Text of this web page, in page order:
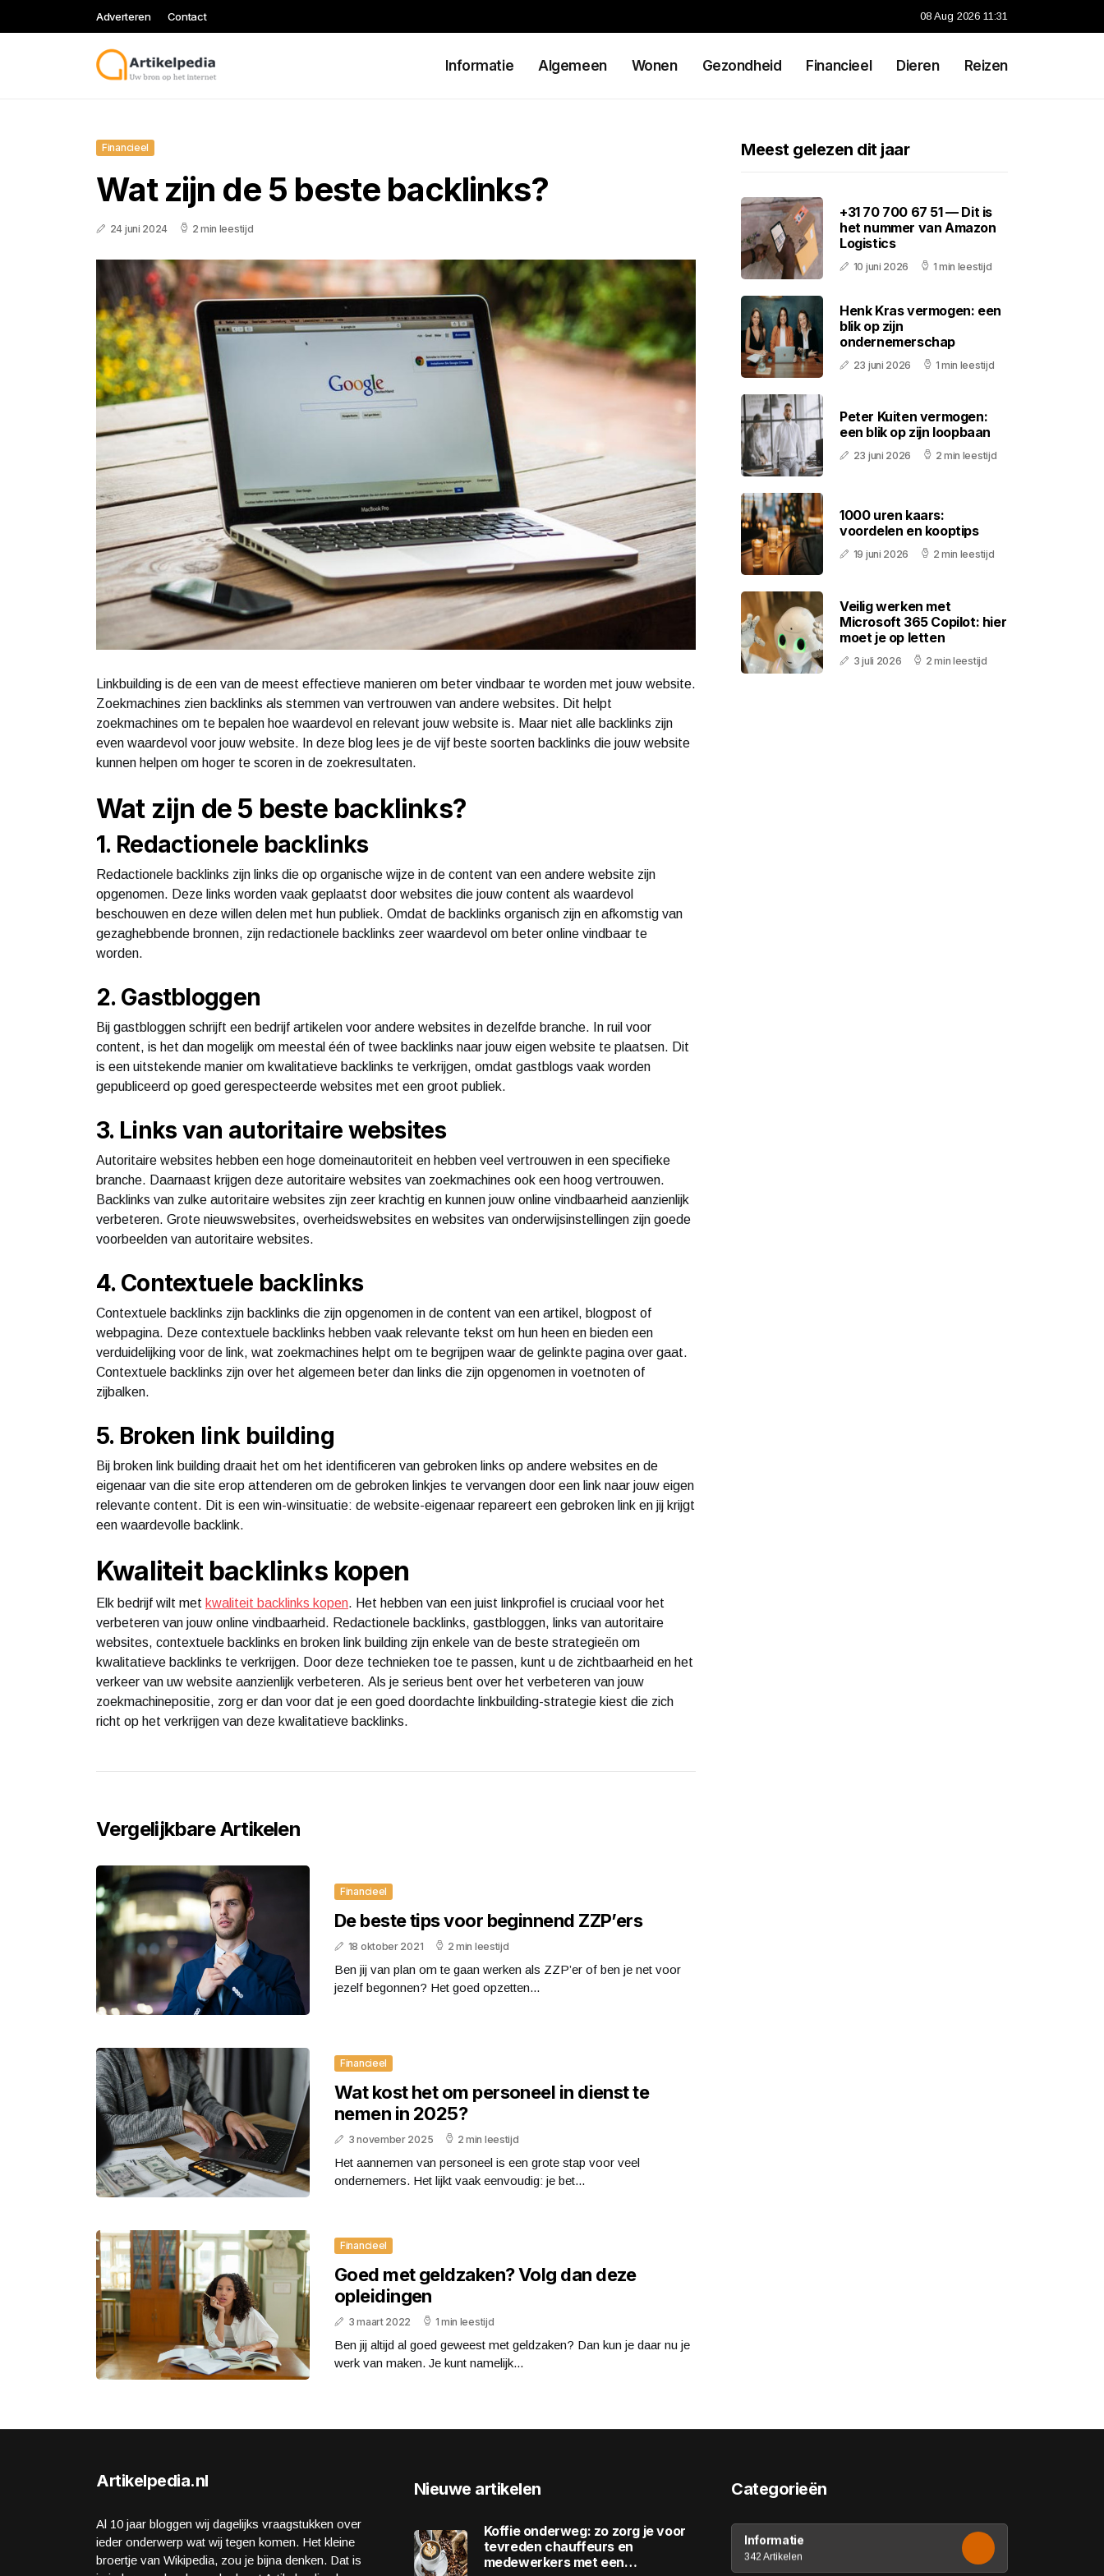
Adverteren Contact 08 Aug 2026 11:31
Informatie Algemeen Wonen Gezondheid Financieel Dieren Reizen
Financieel
Wat zijn de 5 beste backlinks?
24 juni 2024 2 min leestijd
Linkbuilding is de een van de meest effectieve manieren om beter vindbaar te worden met jouw website.
Zoekmachines zien backlinks als stemmen van vertrouwen van andere websites. Dit helpt
zoekmachines om te bepalen hoe waardevol en relevant jouw website is. Maar niet alle backlinks zijn
even waardevol voor jouw website. In deze blog lees je de vijf beste soorten backlinks die jouw website
kunnen helpen om hoger te scoren in de zoekresultaten.
Wat zijn de 5 beste backlinks?
1. Redactionele backlinks
Redactionele backlinks zijn links die op organische wijze in de content van een andere website zijn
opgenomen. Deze links worden vaak geplaatst door websites die jouw content als waardevol
beschouwen en deze willen delen met hun publiek. Omdat de backlinks organisch zijn en afkomstig van
gezaghebbende bronnen, zijn redactionele backlinks zeer waardevol om beter online vindbaar te
worden.
2. Gastbloggen
Bij gastbloggen schrijft een bedrijf artikelen voor andere websites in dezelfde branche. In ruil voor
content, is het dan mogelijk om meestal één of twee backlinks naar jouw eigen website te plaatsen. Dit
is een uitstekende manier om kwalitatieve backlinks te verkrijgen, omdat gastblogs vaak worden
gepubliceerd op goed gerespecteerde websites met een groot publiek.
3. Links van autoritaire websites
Autoritaire websites hebben een hoge domeinautoriteit en hebben veel vertrouwen in een specifieke
branche. Daarnaast krijgen deze autoritaire websites van zoekmachines ook een hoog vertrouwen.
Backlinks van zulke autoritaire websites zijn zeer krachtig en kunnen jouw online vindbaarheid aanzienlijk
verbeteren. Grote nieuwswebsites, overheidswebsites en websites van onderwijsinstellingen zijn goede
voorbeelden van autoritaire websites.
4. Contextuele backlinks
Contextuele backlinks zijn backlinks die zijn opgenomen in de content van een artikel, blogpost of
webpagina. Deze contextuele backlinks hebben vaak relevante tekst om hun heen en bieden een
verduidelijking voor de link, wat zoekmachines helpt om te begrijpen waar de gelinkte pagina over gaat.
Contextuele backlinks zijn over het algemeen beter dan links die zijn opgenomen in voetnoten of
zijbalken.
5. Broken link building
Bij broken link building draait het om het identificeren van gebroken links op andere websites en de
eigenaar van die site erop attenderen om de gebroken linkjes te vervangen door een link naar jouw eigen
relevante content. Dit is een win-winsituatie: de website-eigenaar repareert een gebroken link en jij krijgt
een waardevolle backlink.
Kwaliteit backlinks kopen
Elk bedrijf wilt met kwaliteit backlinks kopen. Het hebben van een juist linkprofiel is cruciaal voor het
verbeteren van jouw online vindbaarheid. Redactionele backlinks, gastbloggen, links van autoritaire
websites, contextuele backlinks en broken link building zijn enkele van de beste strategieën om
kwalitatieve backlinks te verkrijgen. Door deze technieken toe te passen, kunt u de zichtbaarheid en het
verkeer van uw website aanzienlijk verbeteren. Als je serieus bent over het verbeteren van jouw
zoekmachinepositie, zorg er dan voor dat je een goed doordachte linkbuilding-strategie kiest die zich
richt op het verkrijgen van deze kwalitatieve backlinks.
Vergelijkbare Artikelen
Financieel
De beste tips voor beginnend ZZP’ers
18 oktober 2021 2 min leestijd
Ben jij van plan om te gaan werken als ZZP’er of ben je net voor
jezelf begonnen? Het goed opzetten...
Financieel
Wat kost het om personeel in dienst te
nemen in 2025?
3 november 2025 2 min leestijd
Het aannemen van personeel is een grote stap voor veel
ondernemers. Het lijkt vaak eenvoudig: je bet...
Financieel
Goed met geldzaken? Volg dan deze
opleidingen
3 maart 2022 1 min leestijd
Ben jij altijd al goed geweest met geldzaken? Dan kun je daar nu je
werk van maken. Je kunt namelijk...
Meest gelezen dit jaar
+31 70 700 67 51 — Dit is
het nummer van Amazon
Logistics
10 juni 2026 1 min leestijd
Henk Kras vermogen: een
blik op zijn
ondernemerschap
23 juni 2026 1 min leestijd
Peter Kuiten vermogen:
een blik op zijn loopbaan
23 juni 2026 2 min leestijd
1000 uren kaars:
voordelen en kooptips
19 juni 2026 2 min leestijd
Veilig werken met
Microsoft 365 Copilot: hier
moet je op letten
3 juli 2026 2 min leestijd
Artikelpedia.nl
Al 10 jaar bloggen wij dagelijks vraagstukken over
ieder onderwerp wat wij tegen komen. Het kleine
broertje van Wikipedia, zou je bijna denken. Dat is
Nieuwe artikelen
Koffie onderweg: zo zorg je voor
tevreden chauffeurs en
medewerkers met een
Categorieën
Informatie
342 Artikelen